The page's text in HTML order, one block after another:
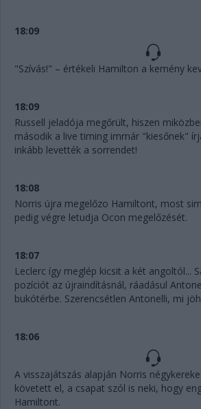
18:09
"Szívás!" – értékeli Hamilton a kemény
18:09
Russell jeladója megőrült, hiszen
második a live timing immár "kiesőnek"
inkább levették a sorrendet!
18:08
Norris újra megelőzo Hamiltont, most
pedig végre letudja Ocon megelőzését.
18:07
Leclerc így meglép kicsit a két angoltól...
pozíciót az újraindításnál, ráadásul
bukótérbe. Szerencsétlen Antonelli, mi
18:06
A visszajátszás alapján Norris
követett el, a csapat szól is neki, hogy
Hamiltont.